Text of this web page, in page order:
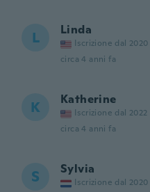
L Linda
Iscrizione dal 2020
circa 4 anni fa
K Katherine
Iscrizione dal 2022
circa 4 anni fa
S Sylvia
Iscrizione dal 2020